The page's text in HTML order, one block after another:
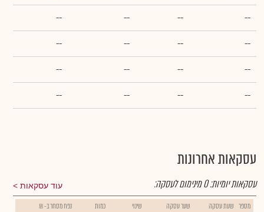
--
--
--
--
--
--
--
--
--
--
--
--
--
--
--
--
עסקאות אחרונות
עוד עסקאות עסקאות יומיות:0מינימום לעסקה:
מספר שעת עסקה שער עסקה שינוי כמות נפח מסחר ב- ₪